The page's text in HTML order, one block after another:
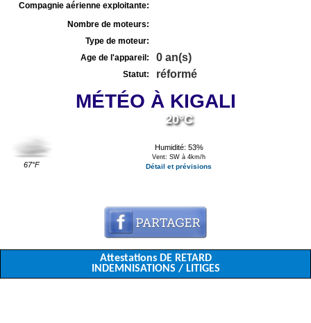
Compagnie aérienne exploitante:
Nombre de moteurs:
Type de moteur:
Age de l'appareil:
0 an(s)
Statut: réformé
MÉTÉO À KIGALI
67°F
20°C
Humidité: 53%
Vent: SW à 4km/h
Détail et prévisions
Attestations DE RETARD
INDEMNISATIONS / LITIGES